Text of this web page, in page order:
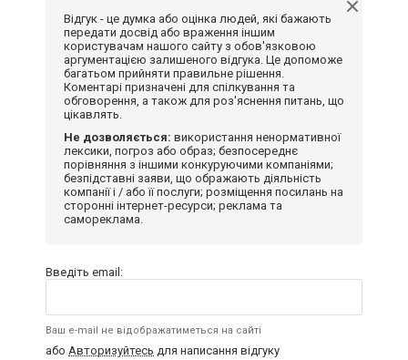
Відгук - це думка або оцінка людей, які бажають
передати досвід або враження іншим
користувачам нашого сайту з обов'язковою
аргументацією залишеного відгука. Це допоможе
багатьом прийняти правильне рішення.
Коментарі призначені для спілкування та
обговорення, а також для роз'яснення питань, що
цікавлять.
Не дозволяється: використання ненормативної
лексики, погроз або образ; безпосереднє
порівняння з іншими конкуруючими компаніями;
безпідставні заяви, що ображають діяльність
компанії і / або її послуги; розміщення посилань на
сторонні інтернет-ресурси; реклама та
самореклама.
Введіть email:
Ваш e-mail не відображатиметься на сайті
або Авторизуйтесь для написання відгуку